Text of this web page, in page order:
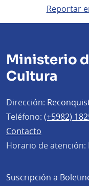
Reportar
Ministerio
Cultura
Dirección:
Teléfono: (+5982)
Contacto
Horario de atención:
Suscripción a